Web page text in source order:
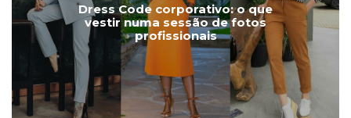
Dress Code corporativo: o que
vestir numa sessão de fotos
profissionais